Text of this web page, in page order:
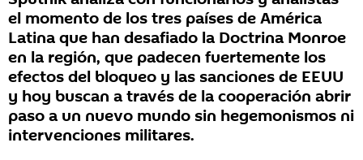
el momento de los tres países de América
Latina que han desafiado la Doctrina Monroe
en la región, que padecen fuertemente los
efectos del bloqueo y las sanciones de EEUU
y hoy buscan a través de la cooperación abrir
paso a un nuevo mundo sin hegemonismos ni
intervenciones militares.